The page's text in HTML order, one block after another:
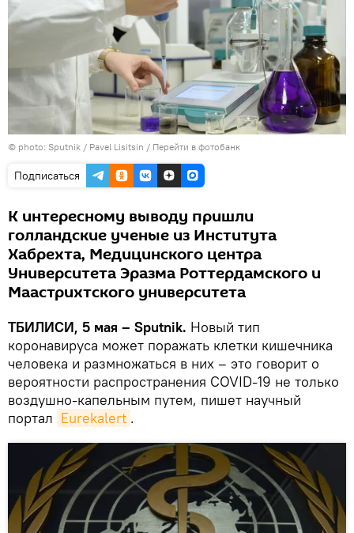
© photo: Sputnik / Pavel Lisitsin / Перейти в фотобанк
Подписаться
К интересному выводу пришли
голландские ученые из Института
Хабрехта, Медицинского центра
Университета Эразма Роттердамского и
Маастрихтского университета
ТБИЛИСИ, 5 мая – Sputnik. Новый тип
коронавируса может поражать клетки кишечника
человека и размножаться в них – это говорит о
вероятности распространения COVID-19 не только
воздушно-капельным путем, пишет научный
портал Eurekalert .